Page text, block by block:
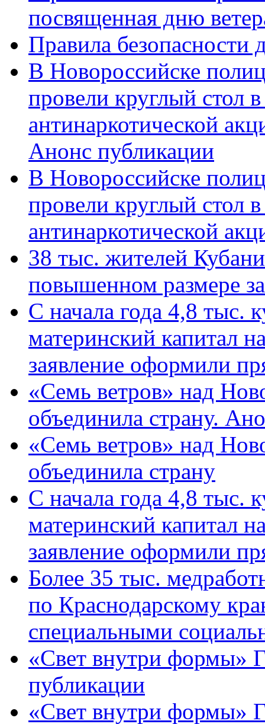
посвященная дню
Правила безопасности
В Новороссийске
провели круглый стол
антинаркотической
Анонс публикации
В Новороссийске
провели круглый стол
антинаркотической
38 тыс. жителей
повышенном размере
С начала года 4,8 тыс.
материнский капитал
заявление оформили
«Семь ветров» над
объединила страну.
«Семь ветров» над
объединила страну
С начала года 4,8 тыс.
материнский капитал
заявление оформили
Более 35 тыс.
по Краснодарскому
специальными
«Свет внутри формы»
публикации
«Свет внутри формы»